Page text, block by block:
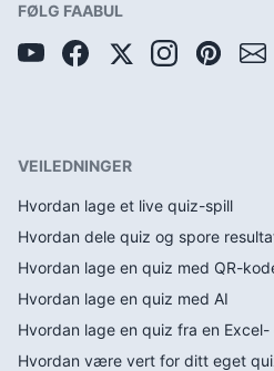
FØLG FAABUL
VEILEDNINGER
Hvordan lage et live quiz-spill
Hvordan dele quiz og spore
Hvordan lage en quiz med QR-
Hvordan lage en quiz med AI
Hvordan lage en quiz fra en Excel-
Hvordan være vert for ditt eget